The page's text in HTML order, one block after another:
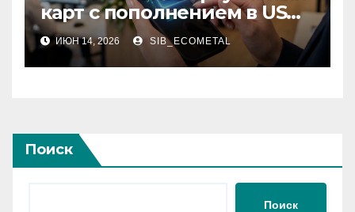
карт с пополнением в USDT
за 5 минут без
верификации и участия
банков
ИЮН 14, 2026 SIB_ECOMETAL
Поиск
Поиск